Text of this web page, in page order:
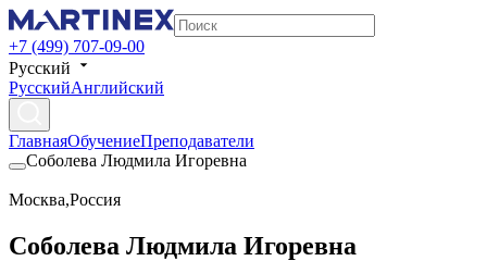
+7 (499) 707-09-00
Русский
РусскийАнглийский
ГлавнаяОбучениеПреподаватели
Соболева Людмила Игоревна
Москва,Россия
Соболева Людмила Игоревна